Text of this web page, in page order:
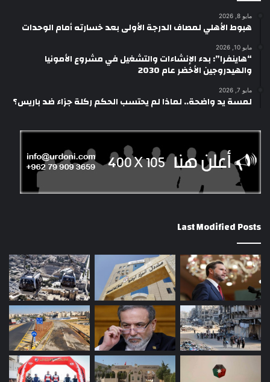
مايو 8, 2026
هبوط الأهلي لمصاف الدرجة الأولى بعد خسارته أمام الوحدات
مايو 10, 2026
“هاينفرا”: بدء الإنشاءات والتشغيل في مشروع الأمونيا
والهيدروجين الأخضر عام 2030
مايو 7, 2026
لمسة يد واضحة.. لماذا لم يحتسب الحكم ركلة جزاء ضد باريس؟
Last Modified Posts